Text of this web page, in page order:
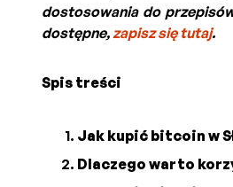
dostosowania do
dostępne, zapisz się tutaj.
Spis treści
Jak kupić bitcoin w
Dlaczego warto